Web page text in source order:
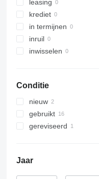
leasing
krediet
in termijnen
inruil
inwisselen
Conditie
nieuw
gebruikt
gereviseerd
Jaar